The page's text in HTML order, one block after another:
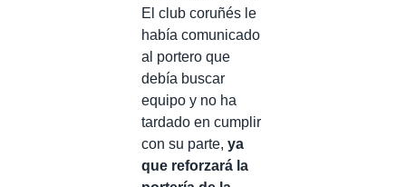
El club coruñés le
había comunicado
al portero que
debía buscar
equipo y no ha
tardado en cumplir
con su parte, ya
que reforzará la